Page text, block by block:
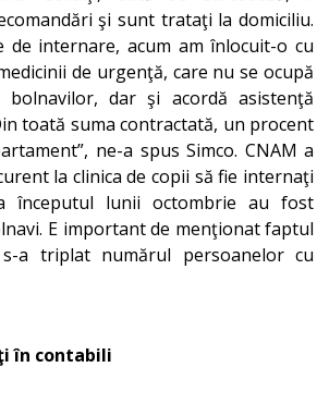
şi sunt trataţi la domiciliu.
de internare, acum am înlocuit-o cu
de urgenţă, care nu se ocupă
dar şi acordă asistenţă
toată suma contractată, un procent
ne-a spus Simco. CNAM a
la clinica de copii să fie internaţi
începutul lunii octombrie au fost
E important de menţionat faptul
a triplat numărul persoanelor cu
în contabili